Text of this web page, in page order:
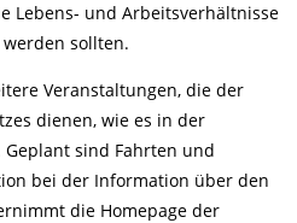
Lebens- und Arbeitsverhältnisse
sollten.
Veranstaltungen, die der
dienen, wie es in der
sind Fahrten und
bei der Information über den
die Homepage der